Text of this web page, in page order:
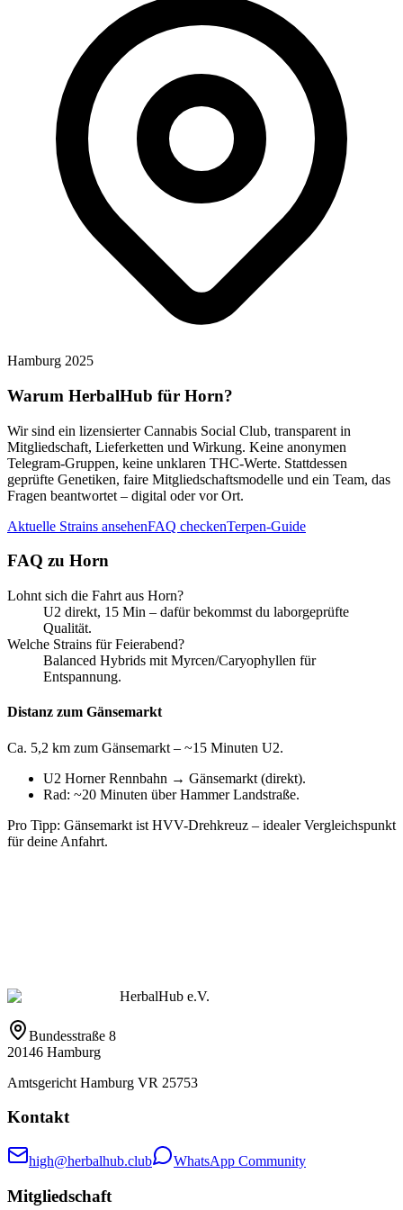
Hamburg 2025
Warum HerbalHub für Horn?
Wir sind ein lizensierter Cannabis Social Club, transparent in
Mitgliedschaft, Lieferketten und Wirkung. Keine anonymen
Telegram-Gruppen, keine unklaren THC-Werte. Stattdessen
geprüfte Genetiken, faire Mitgliedschaftsmodelle und ein Team, das
Fragen beantwortet – digital oder vor Ort.
Aktuelle Strains ansehenFAQ checkenTerpen-Guide
FAQ zu Horn
Lohnt sich die Fahrt aus Horn?
U2 direkt, 15 Min – dafür bekommst du laborgeprüfte
Qualität.
Welche Strains für Feierabend?
Balanced Hybrids mit Myrcen/Caryophyllen für
Entspannung.
Distanz zum Gänsemarkt
Ca. 5,2 km zum Gänsemarkt – ~15 Minuten U2.
U2 Horner Rennbahn → Gänsemarkt (direkt).
Rad: ~20 Minuten über Hammer Landstraße.
Pro Tipp: Gänsemarkt ist HVV-Drehkreuz – idealer Vergleichspunkt
für deine Anfahrt.
HerbalHub e.V.
Bundesstraße 8
20146 Hamburg
Amtsgericht Hamburg VR 25753
Kontakt
high@herbalhub.club WhatsApp Community
Mitgliedschaft